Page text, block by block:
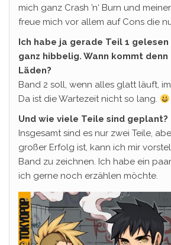
mich ganz Crash ’n‘ Burn und
freue mich vor allem auf Cons die
Ich habe ja gerade Teil 1
ganz hibbelig. Wann kommt denn
Läden?
Band 2 soll, wenn alles glatt läuft,
Da ist die Wartezeit nicht so lang.
Und wie viele Teile sind geplant?
Insgesamt sind es nur zwei Teile,
großer Erfolg ist, kann ich mir
Band zu zeichnen. Ich habe ein
ich gerne noch erzählen möchte.